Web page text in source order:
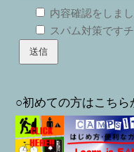
内容確認をしま
スパム対策です
○初めての方はこちら